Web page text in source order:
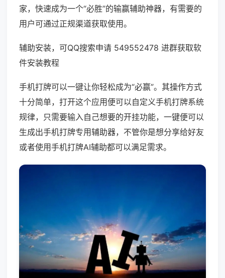
家，快速成为一个“必胜”的输赢辅助神器，有需要的
用户可通过正规渠道获取使用。
辅助安装，可QQ搜索申请 549552478 进群获取软
件安装教程
手机打牌可以一键让你轻松成为“必赢”。其操作方式
十分简单，打开这个应用便可以自定义手机打牌系统
规律，只需要输入自己想要的开挂功能，一键便可以
生成出手机打牌专用辅助器，不管你是想分享给好友
或者使用手机打牌AI辅助都可以满足需求。